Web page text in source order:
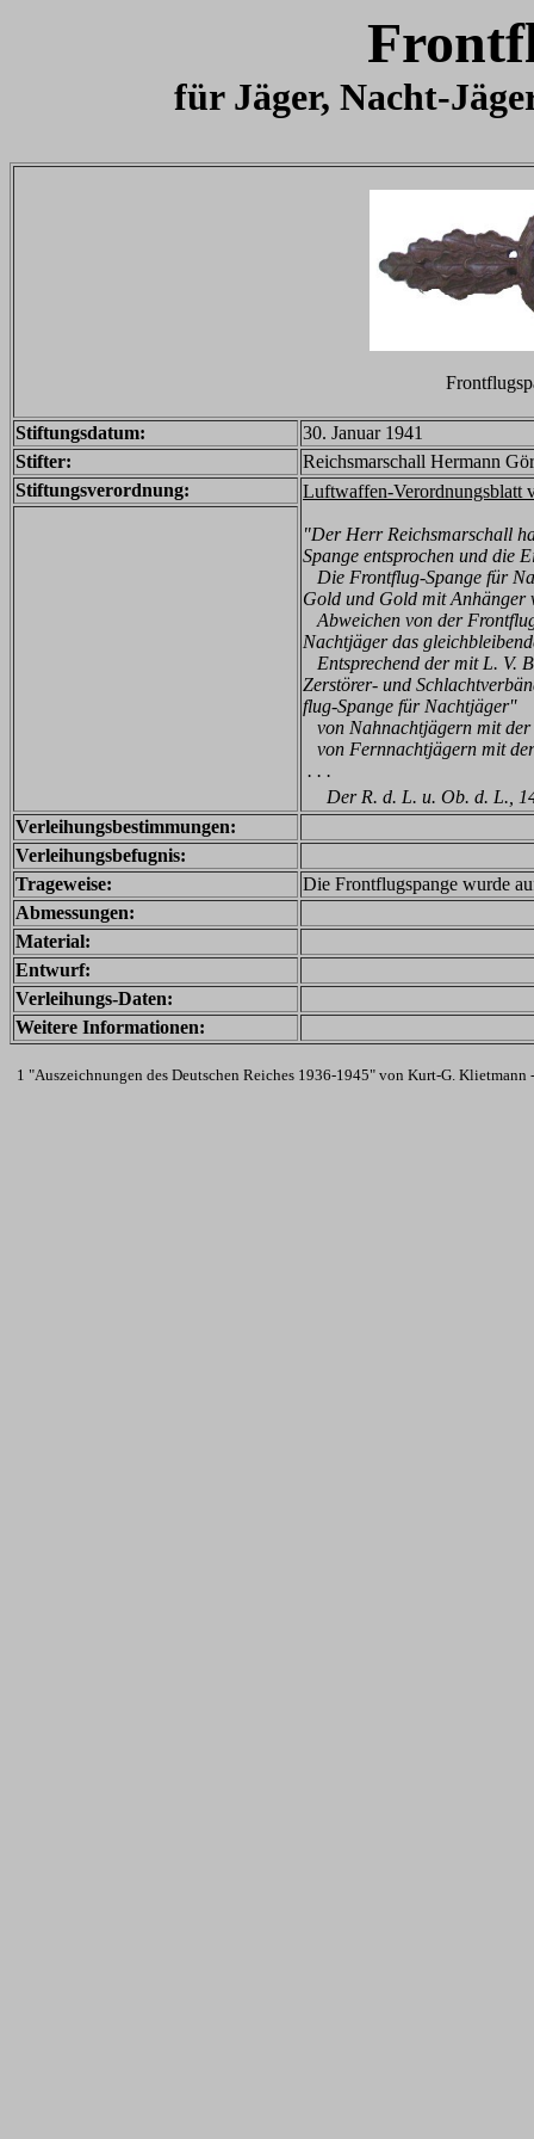
für Jäger, Nacht-
Stiftungsdatum:
30. Januar 1941
Stifter:
Reichsmarschall Hermann
Stiftungsverordnung:
Luftwaffen-Verordnungsblatt
"Der Herr Reichsmarschall
Spange entsprochen und die
Die Frontflug-Spange für
Gold und Gold mit Anhänger
Abweichen von der
Nachtjäger das
Entsprechend der mit L. V.
Zerstörer- und
flug-Spange für Nachtjäger''
von Nahnachtjägern mit der
von Fernnachtjägern mit
. . .
Der R. d. L. u. Ob. d. L.,
Verleihungsbestimmungen:
Verleihungsbefugnis:
Trageweise:
Die Frontflugspange wurde
Abmessungen:
Material:
Entwurf:
Verleihungs-Daten:
Weitere Informationen:
1 "Auszeichnungen des Deutschen Reiches 1936-1945" von Kurt-G. Klietmann